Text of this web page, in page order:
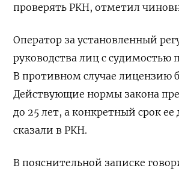
проверять РКН, отметил
Оператор за установленный
руководства лиц с
В противном случае лицензию
Действующие нормы закона
до 25 лет, а конкретный срок
сказали в РКН.
В пояснительной записке